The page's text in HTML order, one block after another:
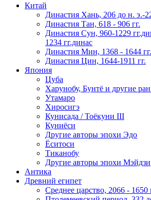
Китай
Династия Хань, 206 до н. э.-
Династия Тан, 618 - 906 гг.
Династия Сун, 960-1229
1234 гг.динас
Династия Мин, 1368 - 1644 гг.
Династия Цин, 1644-1911 гг.
Япония
Цуба
Харунобу, Бунтё и другие
Утамаро
Хиросигэ
Кунисада / Тоёкуни III
Куниёси
Другие авторы эпохи Эдо
Ёситоси
Тиканобу
Другие авторы эпохи Мэйдзи
Антика
Древний египет
Среднее царство, 2066 - 1650